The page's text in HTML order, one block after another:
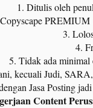
1. Ditulis oleh
3.
4.
5. Tidak ada
kecuali Judi,
Jasa Posting
Content